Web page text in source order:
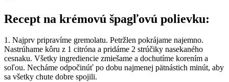
Recept na krémovú špagľovú polievku:
1. Najprv pripravíme gremolatu. Petržlen pokrájame najemno.
Nastrúhame kôru z 1 citróna a pridáme 2 strúčiky nasekaného
cesnaku. Všetky ingrediencie zmiešame a dochutíme korením a
soľou. Necháme odpočinúť po dobu najmenej pätnástich minút, aby
sa všetky chute dobre spojili.